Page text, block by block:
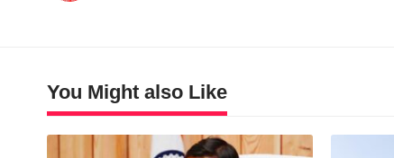
You Might also Like